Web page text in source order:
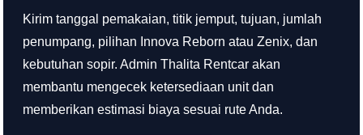
Kirim tanggal pemakaian, titik jemput, tujuan, jumlah
penumpang, pilihan Innova Reborn atau Zenix, dan
kebutuhan sopir. Admin Thalita Rentcar akan
membantu mengecek ketersediaan unit dan
memberikan estimasi biaya sesuai rute Anda.